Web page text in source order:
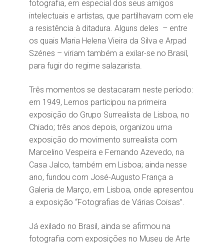
fotografia, em especial dos seus amigos
intelectuais e artistas, que partilhavam com ele
a resistência à ditadura. Alguns deles – entre
os quais Maria Helena Vieira da Silva e Arpad
Szénes – viriam também a exilar-se no Brasil,
para fugir do regime salazarista.
Três momentos se destacaram neste período:
em 1949, Lemos participou na primeira
exposição do Grupo Surrealista de Lisboa, no
Chiado; três anos depois, organizou uma
exposição do movimento surrealista com
Marcelino Vespeira e Fernando Azevedo, na
Casa Jalco, também em Lisboa; ainda nesse
ano, fundou com José-Augusto França a
Galeria de Março, em Lisboa, onde apresentou
a exposição “Fotografias de Várias Coisas”.
Já exilado no Brasil, ainda se afirmou na
fotografia com exposições no Museu de Arte